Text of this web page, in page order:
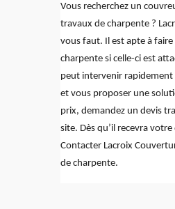
Vous recherchez un
travaux de charpente ?
vous faut. Il est apte à
charpente si celle-ci est
peut intervenir rapidement
et vous proposer une
prix, demandez un devis
site. Dès qu’il recevra
Contacter Lacroix
de charpente.